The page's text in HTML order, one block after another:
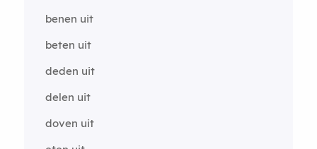
benen uit
beten uit
deden uit
delen uit
doven uit